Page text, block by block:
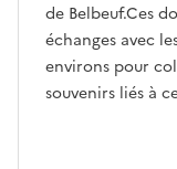
de Belbeuf.Ces
échanges avec
environs pour
souvenirs liés à